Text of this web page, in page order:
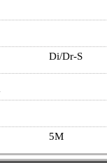
Di/Dr-S
5M